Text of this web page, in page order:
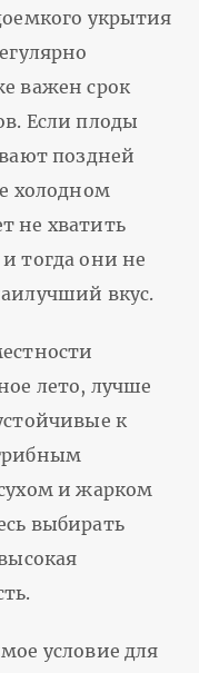
укрытия
важен срок
Если плоды
поздней
холодном
не хватить
тогда они не
вкус.
лето, лучше
к
и жарком
выбирать
условие для